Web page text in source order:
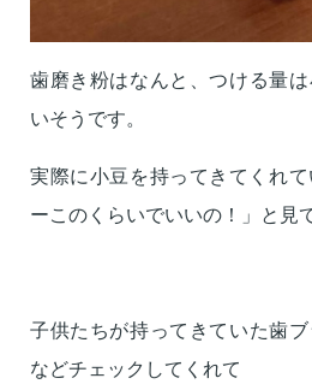
歯磨き粉はなんと、つける量
いそうです。
実際に小豆を持ってきてくれて
ーこのくらいでいいの！」と見
子供たちが持ってきていた歯
などチェック してくれて